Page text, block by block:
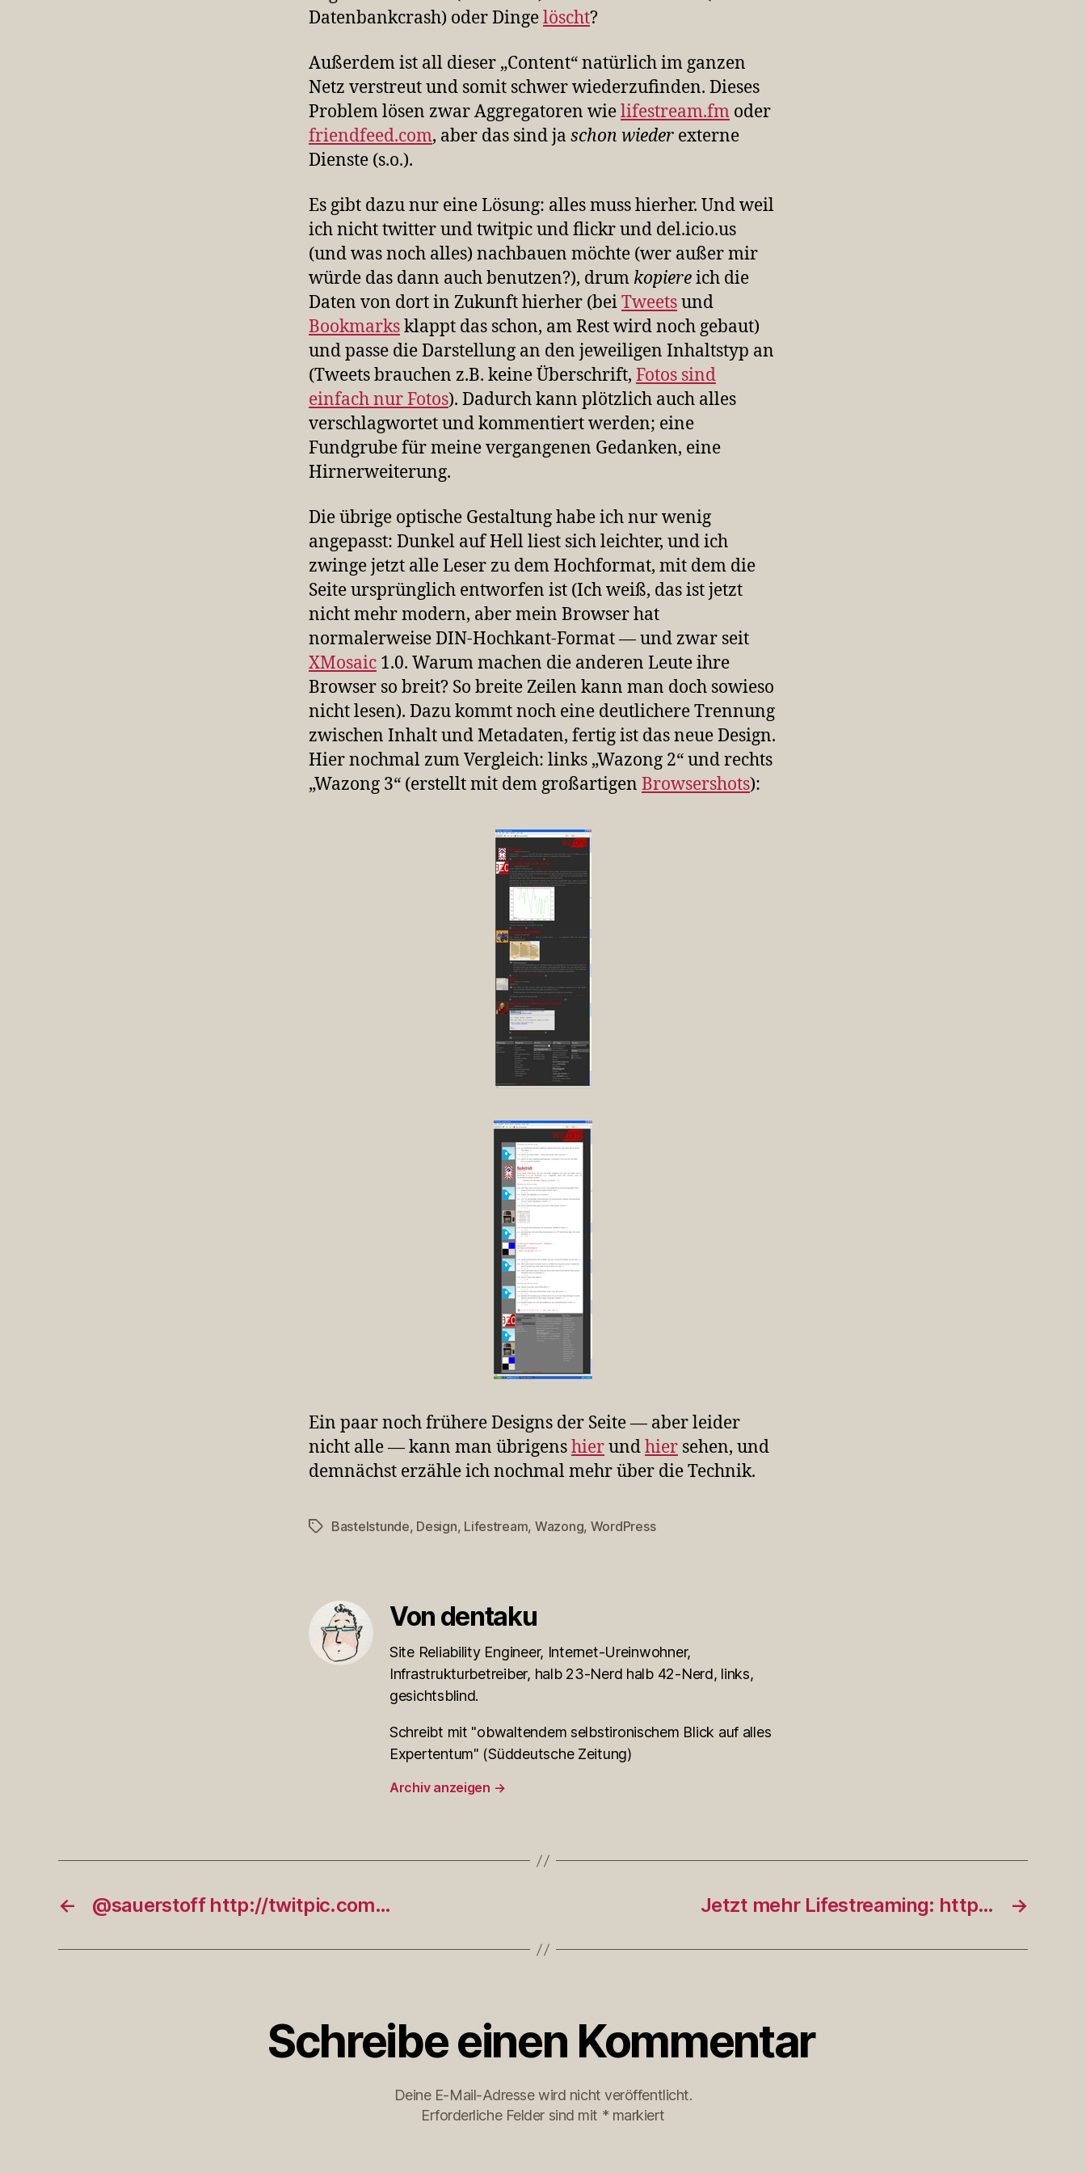
Datenbankcrash) oder Dingelöscht?
Außerdem ist all dieser „Content“ natürlich im ganzen
Netz verstreut und somit schwer wiederzufinden. Dieses
Problem lösen zwar Aggregatoren wielifestream.fm oder
friendfeed.com, aber das sind ja schon wieder externe
Dienste (s.o.).
Es gibt dazu nur eine Lösung: alles muss hierher. Und weil
ich nicht twitter und twitpic und flickr und del.icio.us
(und was noch alles) nachbauen möchte (wer außer mir
würde das dann auch benutzen?), drum kopiereich die
Daten von dort in Zukunft hierher (beiTweetsund
Bookmarksklappt das schon, am Rest wird noch gebaut)
und passe die Darstellung an den jeweiligen Inhaltstyp an
(Tweets brauchen z.B. keine Überschrift, Fotos sind
einfach nur Fotos). Dadurch kann plötzlich auch alles
verschlagwortet und kommentiert werden; eine
Fundgrube für meine vergangenen Gedanken, eine
Hirnerweiterung.
Die übrige optische Gestaltung habe ich nur wenig
angepasst: Dunkel auf Hell liest sich leichter, und ich
zwinge jetzt alle Leser zu dem Hochformat, mit dem die
Seite ursprünglich entworfen ist (Ich weiß, das ist jetzt
nicht mehr modern, aber mein Browser hat
normalerweise DIN-Hochkant-Format — und zwar seit
XMosaic 1.0. Warum machen die anderen Leute ihre
Browser so breit? So breite Zeilen kann man doch sowieso
nicht lesen). Dazu kommt noch eine deutlichere Trennung
zwischen Inhalt und Metadaten, fertig ist das neue Design.
Hier nochmal zum Vergleich: links „Wazong 2“ und rechts
„Wazong 3“ (erstellt mit dem großartigen Browsershots):
Ein paar noch frühere Designs der Seite — aber leider
nicht alle — kann man übrigenshierundhier sehen, und
demnächst erzähle ich nochmal mehr über die Technik.
Schlagwörter
Bastelstunde, Design, Lifestream, Wazong, WordPress
Von dentaku
Site Reliability Engineer, Internet-Ureinwohner,
Infrastrukturbetreiber, halb 23-Nerd halb 42-Nerd, links,
gesichtsblind.
Schreibt mit "obwaltendem selbstironischem Blick auf alles
Expertentum" (Süddeutsche Zeitung)
Archiv anzeigen →
← @sauerstoff http://twitpic.com… →
Jetzt mehr Lifestreaming: http…
Schreibe einen Kommentar
Deine E-Mail-Adresse wird nicht veröffentlicht.
Erforderliche Felder sind mit * markiert